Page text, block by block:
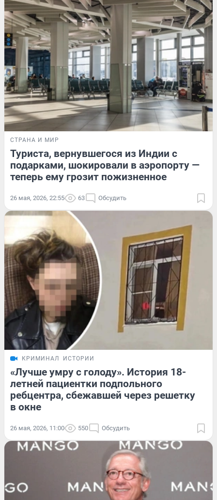
СТРАНА И МИР
Туриста, вернувшегося из Индии с
подарками, шокировали в аэропорту —
теперь ему грозит пожизненное
26 мая, 2026, 22:55 63 Обсудить
КРИМИНАЛ ИСТОРИИ
«Лучше умру с голоду». История 18-
летней пациентки подпольного
ребцентра, сбежавшей через решетку
в окне
26 мая, 2026, 11:00 550 Обсудить